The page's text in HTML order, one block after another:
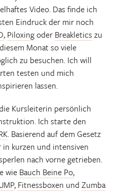
Video. Das finde ich
Eindruck der mir noch
, Piloxingoder Breakletics zu
Monat so viele
zu besuchen. Ich will
testen und mich
lassen.
Kursleiterin persönlich
Ich starte den
. Basierend auf dem Gesetz
in kurzen und intensiven
nach vorne getrieben.
wie Bauch Beine Po,
, Fitnessboxen und Zumba